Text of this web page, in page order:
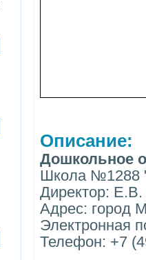
Описание:
Дошкольное
Школа №1288
Директор:
Адрес: город
Электронная
Телефон: +7